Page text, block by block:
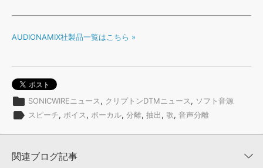
AUDIONAMIX社製品一覧はこちら »
folder SONICWIREニュース クリプトンDTMニュース ソフト音源
label スピーチ ボイス ボーカル 分離 抽出 歌 音声分離
関連ブログ記事